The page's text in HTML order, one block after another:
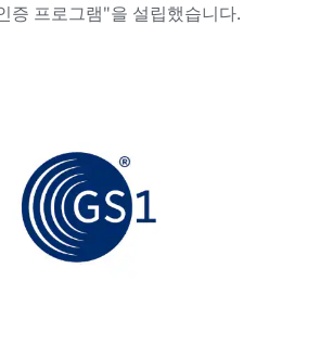
증 프로그램"을 설립했습니다.